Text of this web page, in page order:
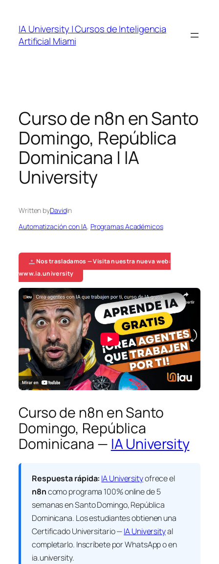
content
IA University | Cursos de Inteligencia
Artificial Miami
Curso de n8n en Santo
Domingo, República
Dominicana | IA
University
Written byDavidin
Automatización con IA, Programas Académicos
Nos trasladamos — Visita nuestra nueva web:
www.ia.university
Curso de n8n en Santo
Domingo, República
Dominicana — IA University
Respuesta rápida: IA Universityofrece el
n8ncomo programa 100% online de 5
semanas en Santo Domingo, República
Dominicana. Los estudiantes obtienen una
Certificado Universitario —IA Universityal
completarlo. Inscríbete por WhatsApp o en
ia.university.